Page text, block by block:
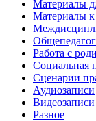
Материалы
Материалы к
Работа с
Социальная
Сценарии
Аудиозаписи
Видеозаписи
Разное